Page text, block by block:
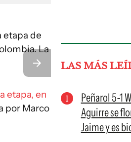
etapa de
La
etapa, en
por Marco
LAS MÁS
Peñarol 5-1
Aguirre se
Jaime y es